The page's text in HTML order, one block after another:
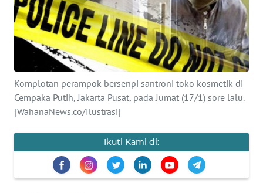
Komplotan perampok bersenpi santroni toko kosmetik di
Cempaka Putih, Jakarta Pusat, pada Jumat (17/1) sore lalu.
[WahanaNews.co/Ilustrasi]
Ikuti Kami di:
KESEHATAN
INTERNASIONAL
SERBA-SERBI
PENDIDIKAN